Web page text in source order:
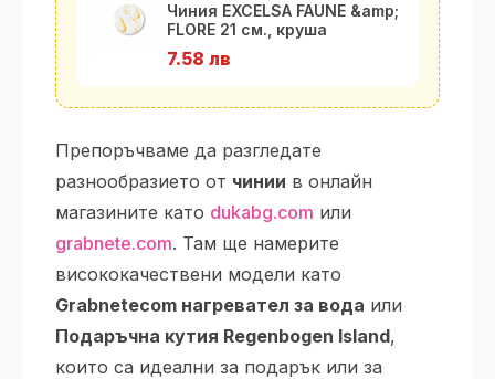
Чиния EXCELSA FAUNE &amp;
FLORE 21 см., круша
7.58 лв
Препоръчваме да разгледате
разнообразието от чинии в онлайн
магазините като dukabg.com или
grabnete.com. Там ще намерите
висококачествени модели като
Grabnetecom нагревател за вода или
Подаръчна кутия Regenbogen Island,
които са идеални за подарък или за